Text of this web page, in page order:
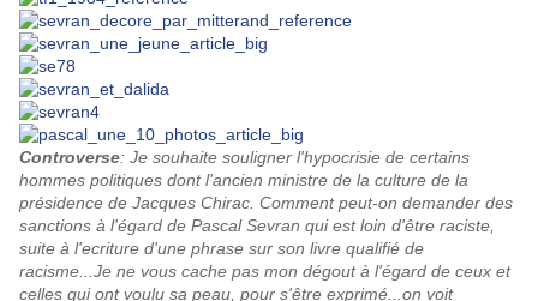
Controverse: Je souhaite souligner l'hypocrisie de certains
hommes politiques dont l'ancien ministre de la culture de la
présidence de Jacques Chirac. Comment peut-on demander des
sanctions à l'égard de Pascal Sevran qui est loin d'être raciste,
suite à l'ecriture d'une phrase sur son livre qualifié de
racisme...Je ne vous cache pas mon dégout à l'égard de ceux et
celles qui ont voulu sa peau, pour s'être exprimé...on voit